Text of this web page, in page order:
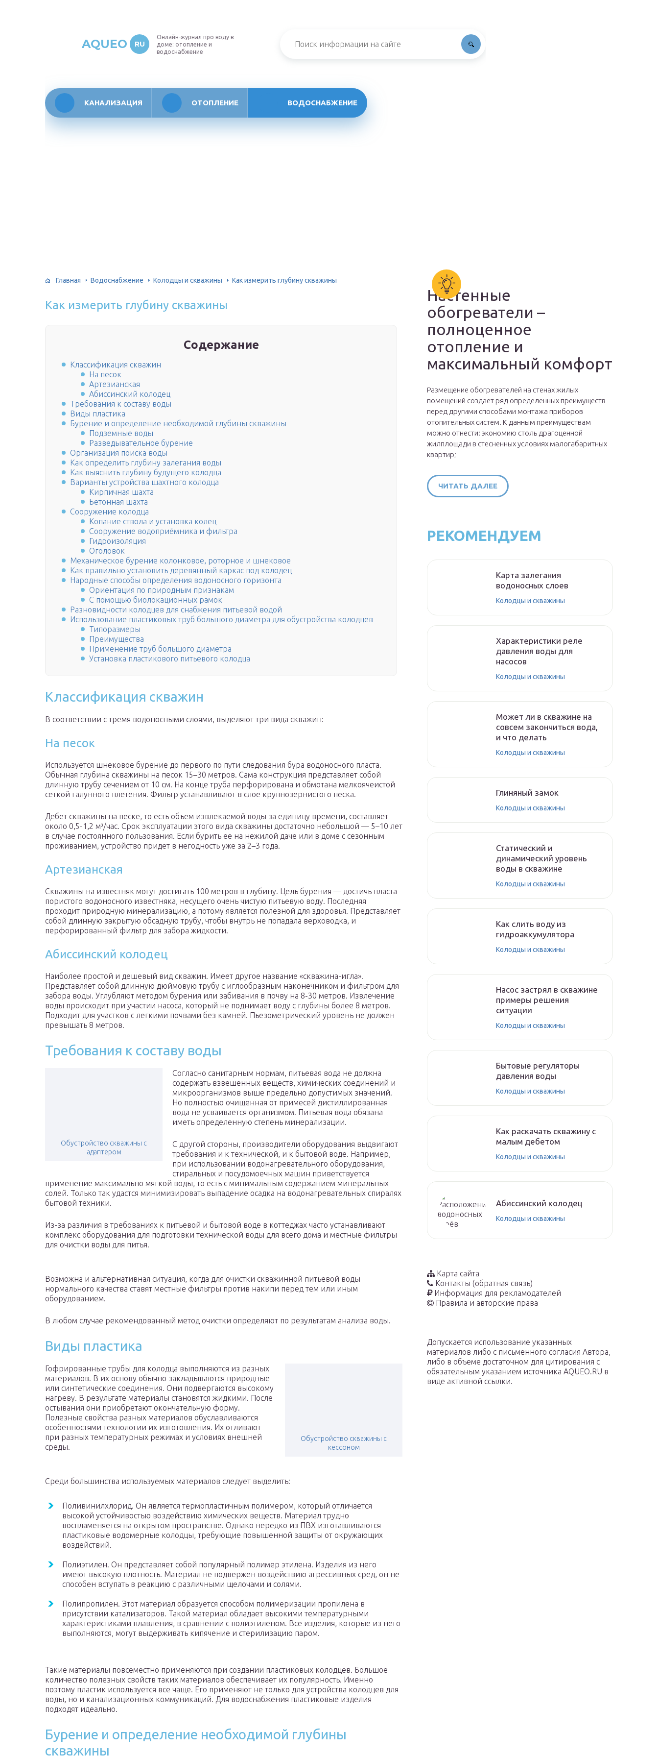
AQUEO RU
Онлайн-журнал про воду в
доме: отопление и
водоснабжение
КАНАЛИЗАЦИЯ ОТОПЛЕНИЕ ВОДОСНАБЖЕНИЕ
Главная Водоснабжение Колодцы и скважины Как измерить глубину скважины
Как измерить глубину скважины
Содержание
Классификация скважин
На песок
Артезианская
Абиссинский колодец
Требования к составу воды
Виды пластика
Бурение и определение необходимой глубины скважины
Подземные воды
Разведывательное бурение
Организация поиска воды
Как определить глубину залегания воды
Как выяснить глубину будущего колодца
Варианты устройства шахтного колодца
Кирпичная шахта
Бетонная шахта
Сооружение колодца
Копание ствола и установка колец
Сооружение водоприёмника и фильтра
Гидроизоляция
Оголовок
Механическое бурение колонковое, роторное и шнековое
Как правильно установить деревянный каркас под колодец
Народные способы определения водоносного горизонта
Ориентация по природным признакам
С помощью биолокационных рамок
Разновидности колодцев для снабжения питьевой водой
Использование пластиковых труб большого диаметра для обустройства колодцев
Типоразмеры
Преимущества
Применение труб большого диаметра
Установка пластикового питьевого колодца
Классификация скважин
В соответствии с тремя водоносными слоями, выделяют три вида скважин:
На песок
Используется шнековое бурение до первого по пути следования бура водоносного пласта.
Обычная глубина скважины на песок 15–30 метров. Сама конструкция представляет собой
длинную трубу сечением от 10 см. На конце труба перфорирована и обмотана мелкоячеистой
сеткой галунного плетения. Фильтр устанавливают в слое крупнозернистого песка.
Дебет скважины на песке, то есть объем извлекаемой воды за единицу времени, составляет
около 0,5-1,2 м³/час. Срок эксплуатации этого вида скважины достаточно небольшой — 5–10 лет
в случае постоянного пользования. Если бурить ее на нежилой даче или в доме с сезонным
проживанием, устройство придет в негодность уже за 2–3 года.
Артезианская
Скважины на известняк могут достигать 100 метров в глубину. Цель бурения — достичь пласта
пористого водоносного известняка, несущего очень чистую питьевую воду. Последняя
проходит природную минерализацию, а потому является полезной для здоровья. Представляет
собой длинную закрытую обсадную трубу, чтобы внутрь не попадала верховодка, и
перфорированный фильтр для забора жидкости.
Абиссинский колодец
Наиболее простой и дешевый вид скважин. Имеет другое название «скважина-игла».
Представляет собой длинную дюймовую трубу с иглообразным наконечником и фильтром для
забора воды. Углубляют методом бурения или забивания в почву на 8-30 метров. Извлечение
воды происходит при участии насоса, который не поднимает воду с глубины более 8 метров.
Подходит для участков с легкими почвами без камней. Пьезометрический уровень не должен
превышать 8 метров.
Требования к составу воды
Обустройство скважины с
адаптером
Согласно санитарным нормам, питьевая вода не должна
содержать взвешенных веществ, химических соединений и
микроорганизмов выше предельно допустимых значений.
Но полностью очищенная от примесей дистиллированная
вода не усваивается организмом. Питьевая вода обязана
иметь определенную степень минерализации.
С другой стороны, производители оборудования выдвигают
требования и к технической, и к бытовой воде. Например,
при использовании водонагревательного оборудования,
стиральных и посудомоечных машин приветствуется
применение максимально мягкой воды, то есть с минимальным содержанием минеральных
солей. Только так удастся минимизировать выпадение осадка на водонагревательных спиралях
бытовой техники.
Из-за различия в требованиях к питьевой и бытовой воде в коттеджах часто устанавливают
комплекс оборудования для подготовки технической воды для всего дома и местные фильтры
для очистки воды для питья.
Возможна и альтернативная ситуация, когда для очистки скважинной питьевой воды
нормального качества ставят местные фильтры против накипи перед тем или иным
оборудованием.
В любом случае рекомендованный метод очистки определяют по результатам анализа воды.
Виды пластика
Обустройство скважины с
кессоном
Гофрированные трубы для колодца выполняются из разных
материалов. В их основу обычно закладываются природные
или синтетические соединения. Они подвергаются высокому
нагреву. В результате материалы становятся жидкими. После
остывания они приобретают окончательную форму.
Полезные свойства разных материалов обуславливаются
особенностями технологии их изготовления. Их отливают
при разных температурных режимах и условиях внешней
среды.
Среди большинства используемых материалов следует выделить:
Поливинилхлорид. Он является термопластичным полимером, который отличается
высокой устойчивостью воздействию химических веществ. Материал трудно
воспламеняется на открытом пространстве. Однако нередко из ПВХ изготавливаются
пластиковые водомерные колодцы, требующие повышенной защиты от окружающих
воздействий.
Полиэтилен. Он представляет собой популярный полимер этилена. Изделия из него
имеют высокую плотность. Материал не подвержен воздействию агрессивных сред, он не
способен вступать в реакцию с различными щелочами и солями.
Полипропилен. Этот материал образуется способом полимеризации пропилена в
присутствии катализаторов. Такой материал обладает высокими температурными
характеристиками плавления, в сравнении с полиэтиленом. Все изделия, которые из него
выполняются, могут выдерживать кипячение и стерилизацию паром.
Такие материалы повсеместно применяются при создании пластиковых колодцев. Большое
количество полезных свойств таких материалов обеспечивает их популярность. Именно
поэтому пластик используется все чаще. Его применяют не только для устройства колодцев для
воды, но и канализационных коммуникаций. Для водоснабжения пластиковые изделия
подходят идеально.
Бурение и определение необходимой глубины
скважины
Настенные
обогреватели –
полноценное
отопление и
максимальный комфорт
Размещение обогревателей на стенах жилых
помещений создает ряд определенных преимуществ
перед другими способами монтажа приборов
отопительных систем. К данным преимуществам
можно отнести: экономию столь драгоценной
жилплощади в стесненных условиях малогабаритных
квартир;
ЧИТАТЬ ДАЛЕЕ
РЕКОМЕНДУЕМ
Карта залегания
водоносных слоев
Колодцы и скважины
Характеристики реле
давления воды для
насосов
Колодцы и скважины
Может ли в скважине на
совсем закончиться вода,
и что делать
Колодцы и скважины
Глиняный замок
Колодцы и скважины
Статический и
динамический уровень
воды в скважине
Колодцы и скважины
Как слить воду из
гидроаккумулятора
Колодцы и скважины
Насос застрял в скважине
примеры решения
ситуации
Колодцы и скважины
Бытовые регуляторы
давления воды
Колодцы и скважины
Как раскачать скважину с
малым дебетом
Колодцы и скважины
Абиссинский колодец
Колодцы и скважины
Карта сайта
Контакты (обратная связь)
Информация для рекламодателей
Правила и авторские права
Допускается использование указанных
материалов либо с письменного согласия Автора,
либо в объеме достаточном для цитирования с
обязательным указанием источника AQUEO.RU в
виде активной ссылки.